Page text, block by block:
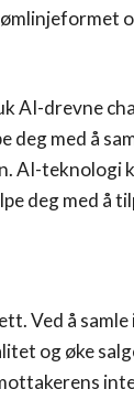
AI-drevne
med å
AI-teknologi
deg med å
Ved å
og øke